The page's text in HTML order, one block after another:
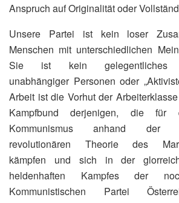
Anspruch auf Originalität oder
Unsere Partei ist kein loser
Menschen mit unterschiedlichen
Sie ist kein gelegentliches
unabhängiger Personen oder
Arbeit ist die Vorhut der
Kampfbund derjenigen, die für
Kommunismus anhand der
revolutionären Theorie des
kämpfen und sich in der
heldenhaften Kampfes der
Kommunistischen Partei